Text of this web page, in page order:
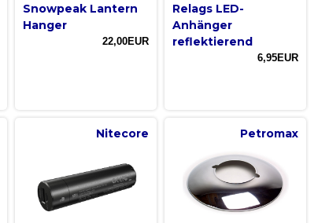
Snowpeak Lantern
Hanger
22,00EUR
Relags LED-
Anhänger
reflektierend
6,95EUR
Nitecore Petromax